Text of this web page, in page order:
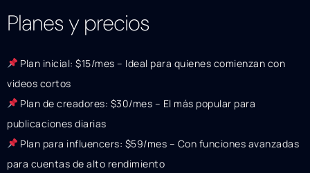
Planes y precios
Plan inicial: $15/mes – Ideal para quienes comienzan con
videos cortos
Plan de creadores: $30/mes – El más popular para
publicaciones diarias
Plan para influencers: $59/mes – Con funciones avanzadas
para cuentas de alto rendimiento